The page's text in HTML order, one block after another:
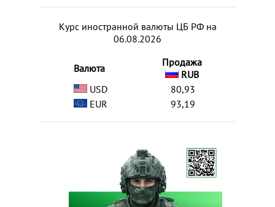
Курс иностранной валюты ЦБ РФ на
06.08.2026
Валюта
Продажа
RUB
USD
80,93
EUR
93,19